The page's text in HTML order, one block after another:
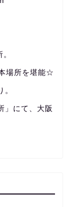
場所を堪能☆
」にて、大阪